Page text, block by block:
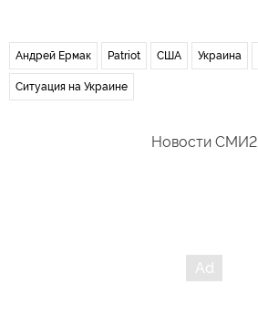
Андрей Ермак Patriot США Украина
Ситуация на Украине
Новости СМИ2